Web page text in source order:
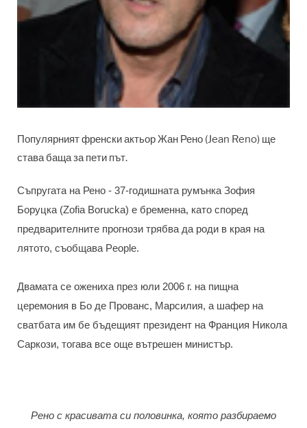
Популярният френски актьор Жан Рено (Jean Reno) ще
става баща за пети път.
Съпругата на Рено - 37-годишната румънка Зофия
Боруцка (Zofia Borucka) е бременна, като според
предварителните прогнози трябва да роди в края на
лятото, съобщава People.
Двамата се ожениха през юли 2006 г. на пищна
церемония в Бо де Прованс, Марсилия, а шафер на
сватбата им бе бъдещият президент на Франция Никола
Саркози, тогава все още вътрешен министър.
Рено с красивата си половинка, която разбираемо